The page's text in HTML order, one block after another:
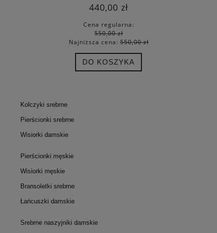
440,00 zł
Cena regularna:
550,00 zł
Najniższa cena:550,00 zł
DO KOSZYKA
Kolczyki srebrne
Pierścionki srebrne
Wisiorki damskie
Pierścionki męskie
Wisiorki męskie
Bransoletki srebrne
Łańcuszki damskie
Srebrne naszyjniki damskie